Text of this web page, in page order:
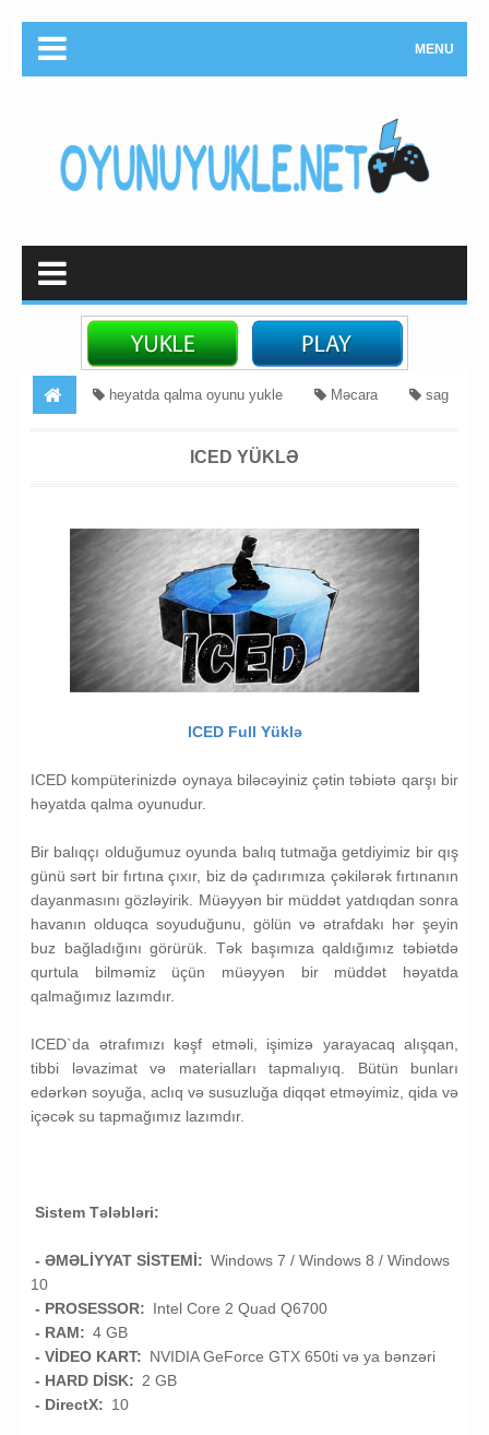
MENU
heyatda qalma oyunu yukle Məcara sag
ICED Yüklə
ICED YÜKLƏ
ICED Full Yüklə
ICED kompüterinizdə oynaya biləcəyiniz çətin təbiətə qarşı bir
həyatda qalma oyunudur.
Bir balıqçı olduğumuz oyunda balıq tutmağa getdiyimiz bir qış
günü sərt bir fırtına çıxır, biz də çadırımıza çəkilərək fırtınanın
dayanmasını gözləyirik. Müəyyən bir müddət yatdıqdan sonra
havanın olduqca soyuduğunu, gölün və ətrafdakı hər şeyin
buz bağladığını görürük. Tək başımıza qaldığımız təbiətdə
qurtula bilməmiz üçün müəyyən bir müddət həyatda
qalmağımız lazımdır.
ICED`da ətrafımızı kəşf etməli, işimizə yarayacaq alışqan,
tibbi ləvazimat və materialları tapmalıyıq. Bütün bunları
edərkən soyuğa, aclıq və susuzluğa diqqət etməyimiz, qida və
içəcək su tapmağımız lazımdır.
Sistem Tələbləri:
- ƏMƏLİYYAT SİSTEMİ: Windows 7 / Windows 8 / Windows
10
- PROSESSOR: Intel Core 2 Quad Q6700
- RAM: 4 GB
- VİDEO KART: NVIDIA GeForce GTX 650ti və ya bənzəri
- HARD DİSK: 2 GB
- DirectX: 10